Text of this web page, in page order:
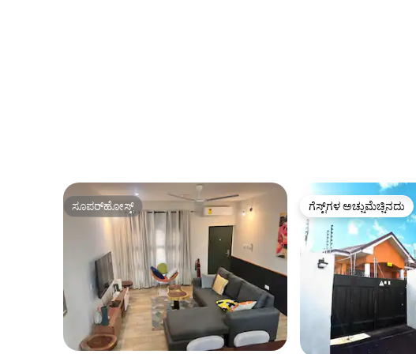
ಸೂಪರ್‌ಹೋಸ್ಟ್
ಸೂಪರ್‌ಹೋಸ್ಟ್ ಗೆಸ್ಟ್‌ಗಳ ಅಚ್ಚುಮೆಚ್ಚಿನದು
ಗೆಸ್ಟ್‌ಗಳ ಅಚ್ಚುಮೆಚ್ಚಿನದು